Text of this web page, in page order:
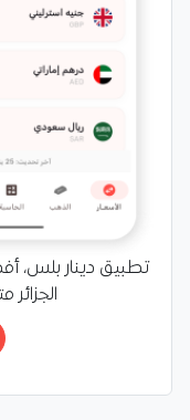
تطبيق دينار بلس،